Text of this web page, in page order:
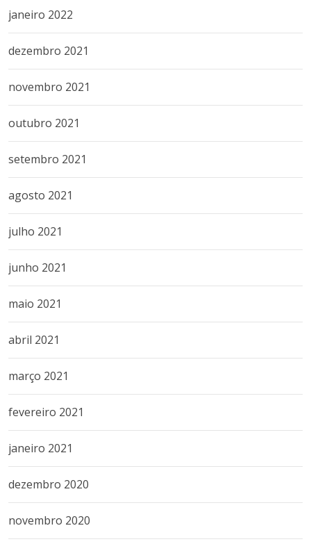
janeiro 2022
dezembro 2021
novembro 2021
outubro 2021
setembro 2021
agosto 2021
julho 2021
junho 2021
maio 2021
abril 2021
março 2021
fevereiro 2021
janeiro 2021
dezembro 2020
novembro 2020